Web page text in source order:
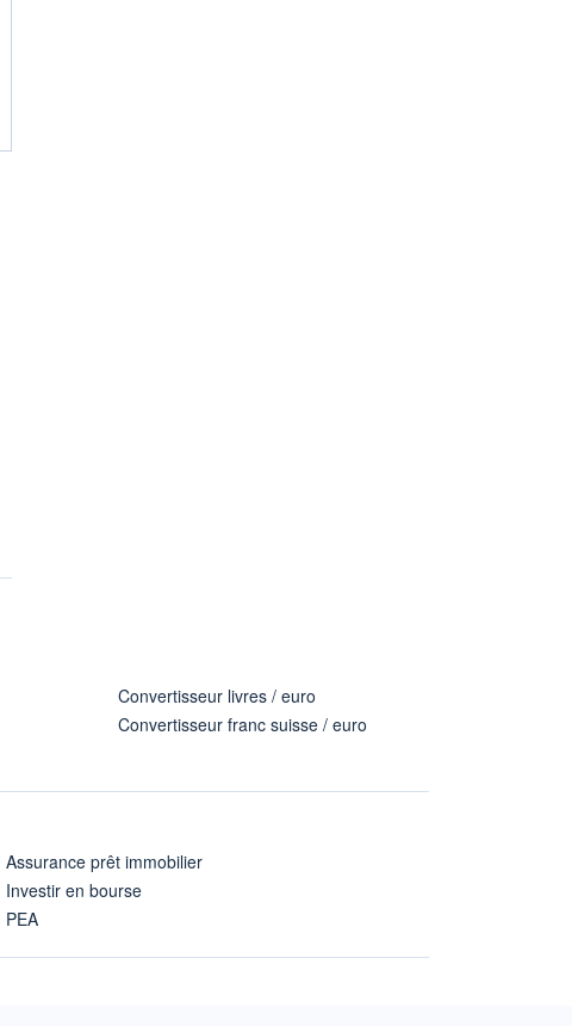
Convertisseur livres / euro
Convertisseur franc suisse / euro
Assurance prêt immobilier
Investir en bourse
PEA